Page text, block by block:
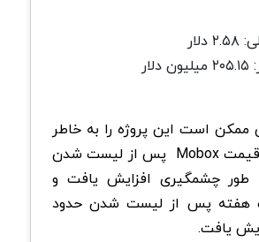
ممکن است این پروژه را به خاطر
داشته باشند. قیمت Mobox پس از لیست شدن
طور چشمگیری افزایش یافت و
پس از لیست شدن حدود